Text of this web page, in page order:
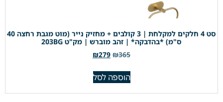
סט 4 חלקים למקלחת | 3 קולבים + מחזיק נייר (מוט מגבת רחצה 40
ס"מ) *בהדבקה* | זהב מוברש | מק"ט 203BG
₪365
₪279
הוספה לסל